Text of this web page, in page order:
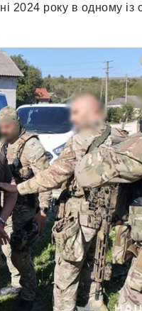
2024 року в одному із